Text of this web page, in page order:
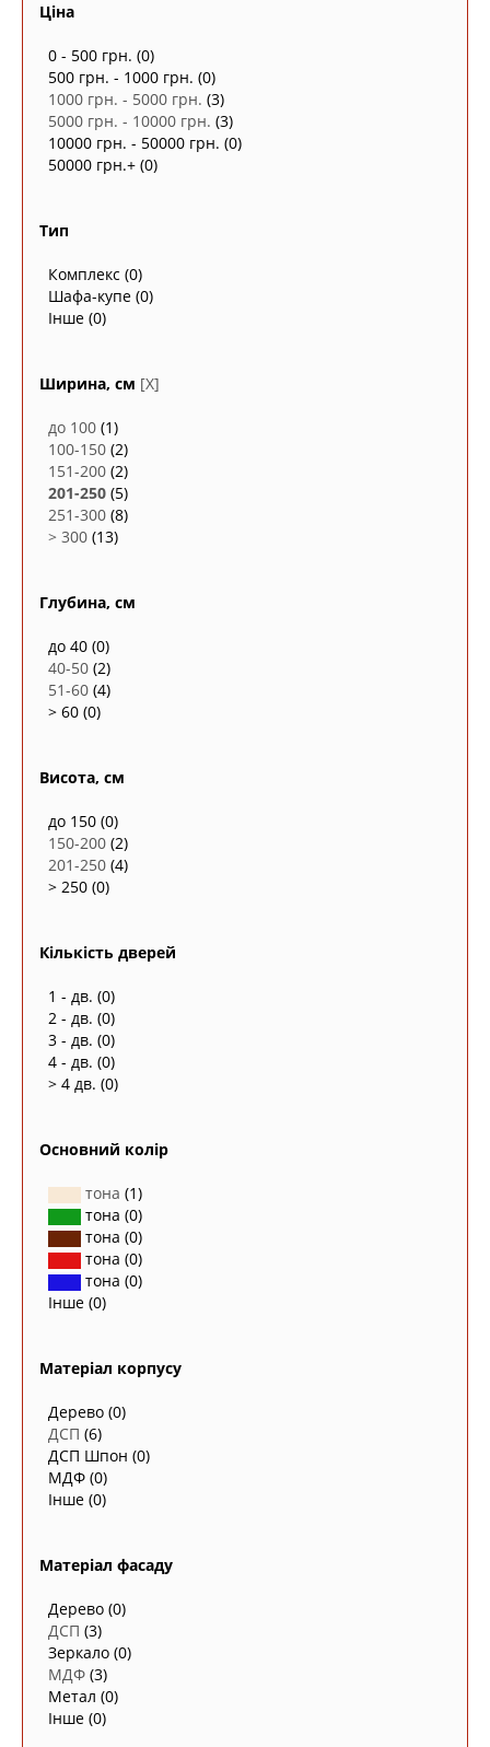
Ціна
0 - 500 грн. (0)
500 грн. - 1000 грн. (0)
1000 грн. - 5000 грн. (3)
5000 грн. - 10000 грн. (3)
10000 грн. - 50000 грн. (0)
50000 грн.+ (0)
Тип
Комплекс (0)
Шафа-купе (0)
Інше (0)
Ширина, см [X]
до 100 (1)
100-150 (2)
151-200 (2)
201-250 (5)
251-300 (8)
> 300 (13)
Глубина, см
до 40 (0)
40-50 (2)
51-60 (4)
> 60 (0)
Висота, см
до 150 (0)
150-200 (2)
201-250 (4)
> 250 (0)
Кількість дверей
1 - дв. (0)
2 - дв. (0)
3 - дв. (0)
4 - дв. (0)
> 4 дв. (0)
Основний колір
тона (1)
тона (0)
тона (0)
тона (0)
тона (0)
Інше (0)
Матеріал корпусу
Дерево (0)
ДСП (6)
ДСП Шпон (0)
МДФ (0)
Інше (0)
Матеріал фасаду
Дерево (0)
ДСП (3)
Зеркало (0)
МДФ (3)
Метал (0)
Інше (0)